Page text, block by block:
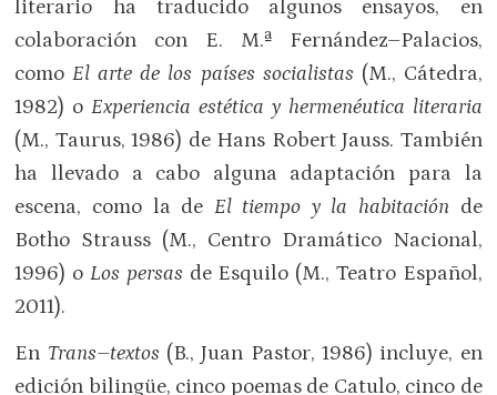
literario ha traducido algunos ensayos, en
colaboración con E. M.ª Fernández–Palacios,
comoEl arte de los países socialistas (M., Cátedra,
1982) oExperiencia estética y hermenéutica literaria
(M., Taurus, 1986) de Hans Robert Jauss. También
ha llevado a cabo alguna adaptación para la
escena, como la de El tiempo y la habitación de
Botho Strauss (M., Centro Dramático Nacional,
1996) o Los persas de Esquilo (M., Teatro Español,
2011).
En Trans–textos (B., Juan Pastor, 1986) incluye, en
edición bilingüe, cinco poemas de Catulo, cinco de